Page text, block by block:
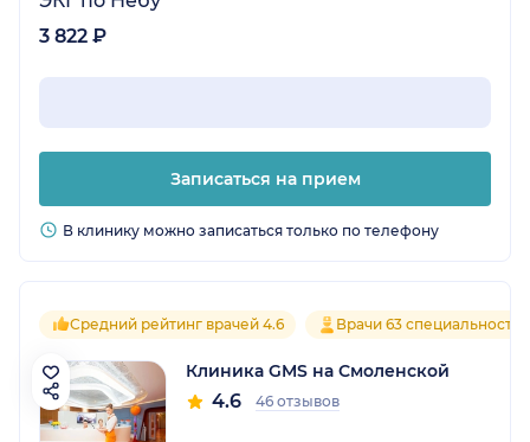
3 822 ₽
Записаться на прием
В клинику можно записаться только по телефону
Средний рейтинг врачей 4.6 Врачи 63 специальностей
Клиника GMS на Смоленской
4.6 46 отзывов